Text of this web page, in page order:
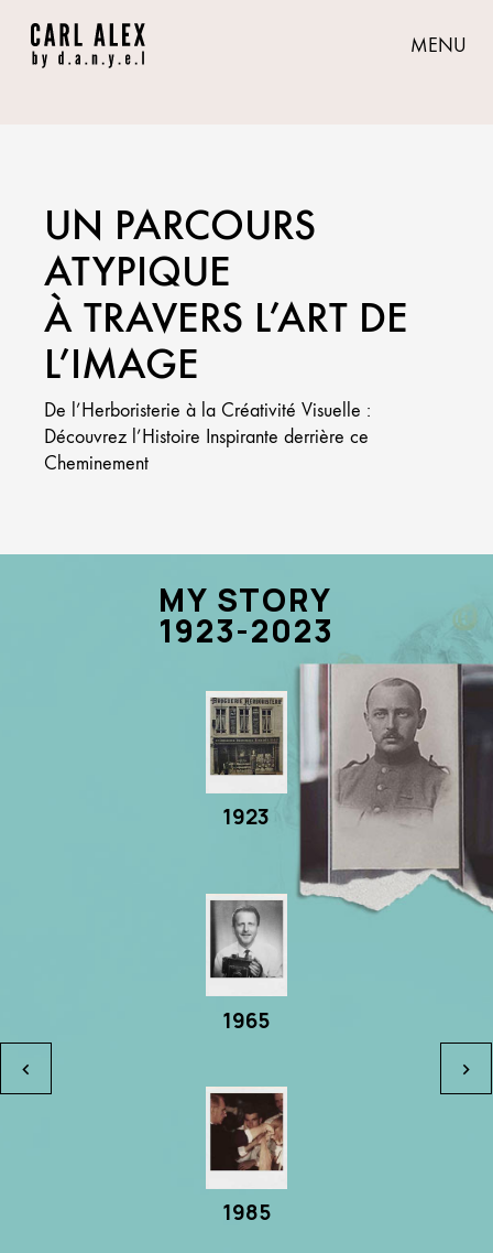
MENU
UN PARCOURS
ATYPIQUE
À TRAVERS L’ART DE
L’IMAGE
De l’Herboristerie à la Créativité Visuelle :
Découvrez l’Histoire Inspirante derrière ce
Cheminement
MY STORY
1923-2023
keyboard_arrow_left keyboard_arrow_right
1923
1965
1985